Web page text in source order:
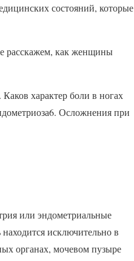
состояний, которые
расскажем, как женщины
характер боли в ногах
Осложнения при
или эндометриальные
исключительно в
органах, мочевом пузыре